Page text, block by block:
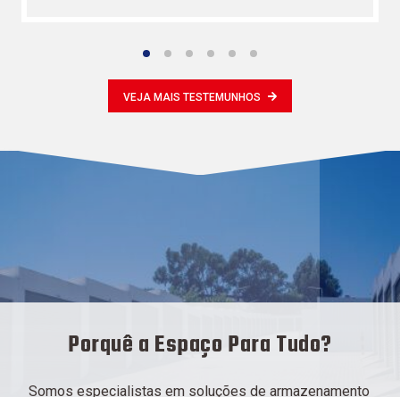
VEJA MAIS TESTEMUNHOS
Porquê a Espaço Para Tudo?
Somos especialistas em soluções de armazenamento